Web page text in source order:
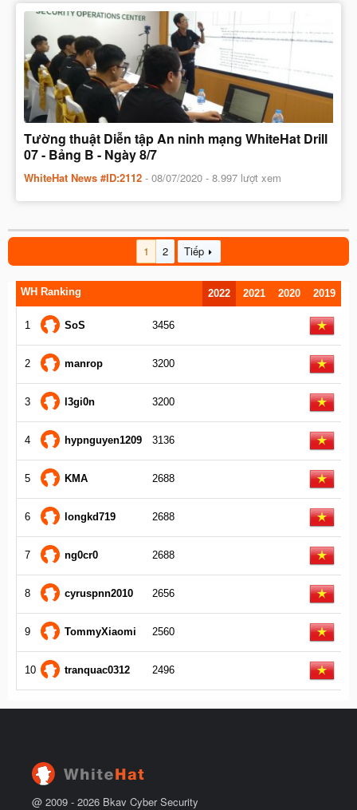
Tường thuật Diễn tập An ninh mạng WhiteHat Drill
07 - Bảng B - Ngày 8/7
WhiteHat News #ID:2112 - 08/07/2020 - 8.997 lượt xem
1 2 Tiếp
@ 2009 - 2026 Bkav Cyber Security